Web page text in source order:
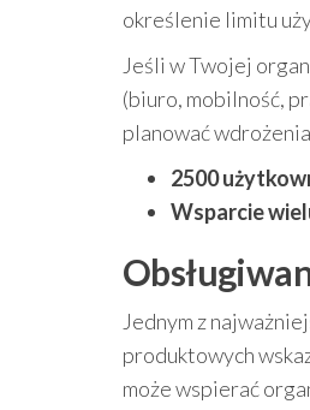
określenie limitu
Jeśli w Twojej
(biuro, mobilność,
planować
2500
Wsparcie
Jednym z
produktowych
może wspierać